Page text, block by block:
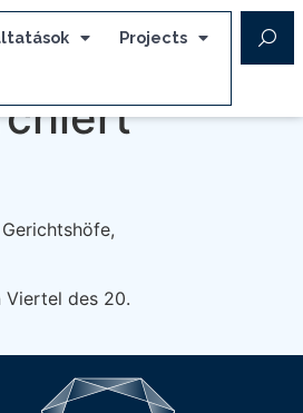
Projects
Viertel des 20.